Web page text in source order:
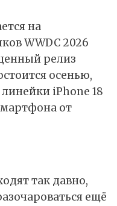
на
WWDC 2026
релиз
осенью,
iPhone 18
от
так давно,
ещё